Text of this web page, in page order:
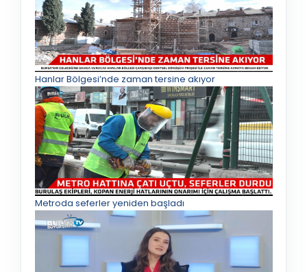
Hanlar Bölgesi’nde zaman tersine akıyor
Metroda seferler yeniden başladı